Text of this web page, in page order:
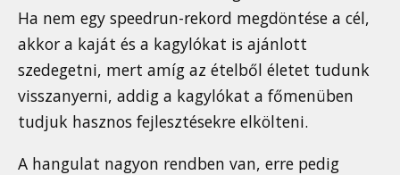
Ha nem egy speedrun-rekord megdöntése a cél,
akkor a kaját és a kagylókat is ajánlott
szedegetni, mert amíg az ételből életet tudunk
visszanyerni, addig a kagylókat a főmenüben
tudjuk hasznos fejlesztésekre elkölteni.
A hangulat nagyon rendben van, erre pedig